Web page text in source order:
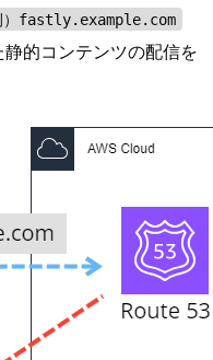
）fastly.example.com
的コンテンツの配信を